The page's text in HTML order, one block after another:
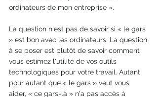
ordinateurs de mon entreprise ».
La question n'est pas de savoir si « le gars
» est bon avec les ordinateurs. La question
à se poser est plutôt de savoir comment
vous estimez l'utilité de vos outils
technologiques pour votre travail. Autant
pour autant que « le gars » veut vous
aider, « ce gars-là » n'a pas accès à